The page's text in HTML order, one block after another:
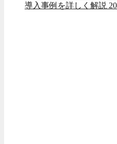
導入事例を詳しく解説